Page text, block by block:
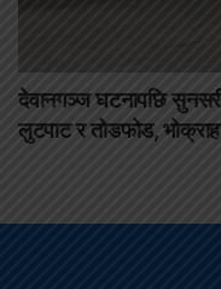
देवानगञ्ज घटनापछि
लुटपाट र तोडफोड,